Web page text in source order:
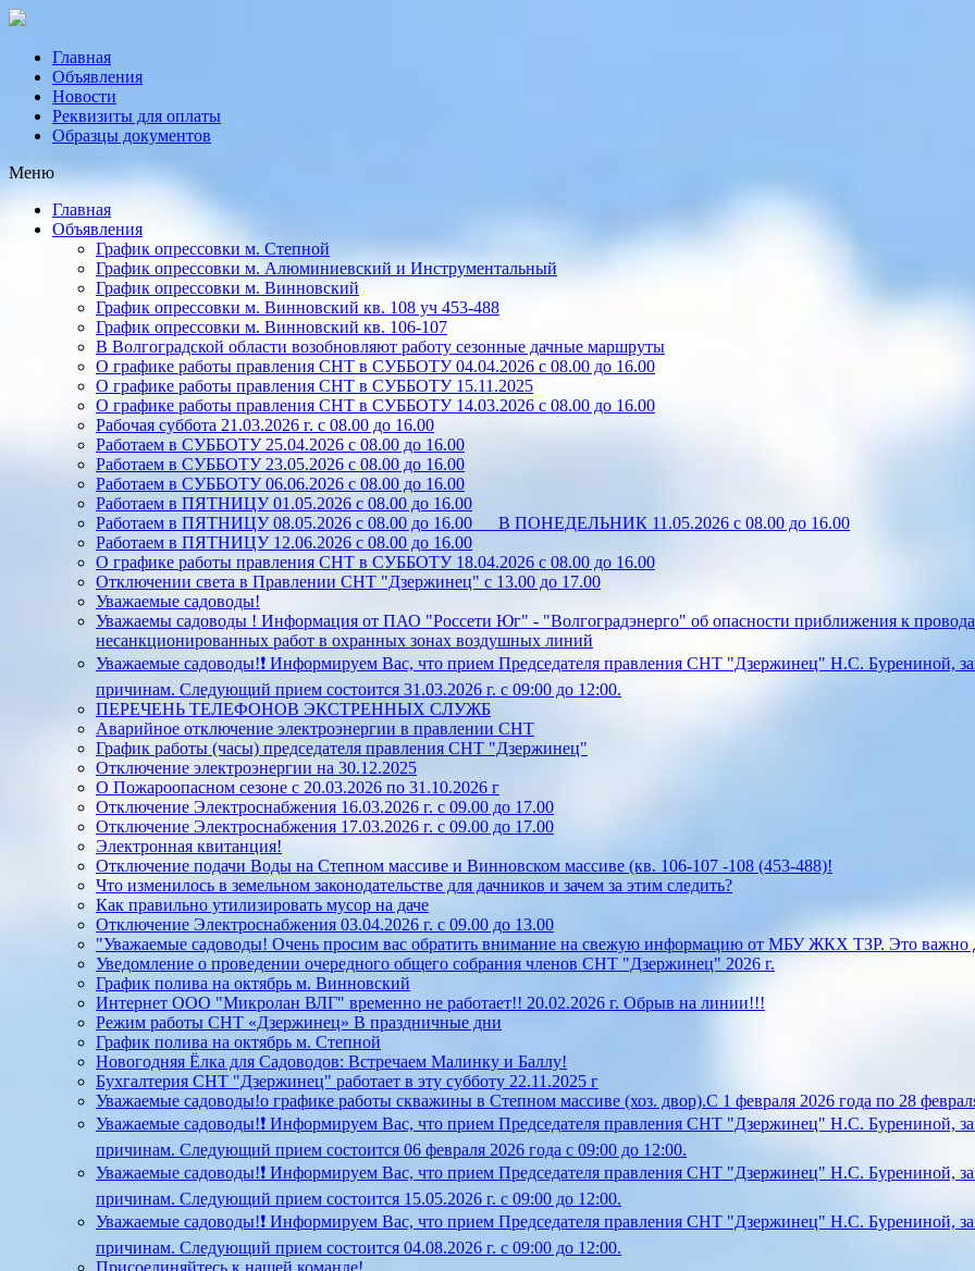
Главная
Объявления
Новости
Реквизиты для оплаты
Образцы документов
Меню
Главная
Объявления
График опрессовки м. Степной
График опрессовки м. Алюминиевский и Инструментальный
График опрессовки м. Винновский
График опрессовки м. Винновский кв. 108 уч 453-488
График опрессовки м. Винновский кв. 106-107
В Волгоградской области возобновляют работу сезонные дачные маршруты
О графике работы правления СНТ в СУББОТУ 04.04.2026 с 08.00 до 16.00
О графике работы правления СНТ в СУББОТУ 15.11.2025
О графике работы правления СНТ в СУББОТУ 14.03.2026 с 08.00 до 16.00
Рабочая суббота 21.03.2026 г. с 08.00 до 16.00
Работаем в СУББОТУ 25.04.2026 с 08.00 до 16.00
Работаем в СУББОТУ 23.05.2026 с 08.00 до 16.00
Работаем в СУББОТУ 06.06.2026 с 08.00 до 16.00
Работаем в ПЯТНИЦУ 01.05.2026 с 08.00 до 16.00
Работаем в ПЯТНИЦУ 08.05.2026 с 08.00 до 16.00 В ПОНЕДЕЛЬНИК 11.05.2026 с 08.00 до 16.00
Работаем в ПЯТНИЦУ 12.06.2026 с 08.00 до 16.00
О графике работы правления СНТ в СУББОТУ 18.04.2026 с 08.00 до 16.00
Отключении света в Правлении СНТ "Дзержинец" с 13.00 до 17.00
Уважаемые садоводы!
Уважаемы садоводы ! Информация от ПАО "Россети Юг" - "Волгоградэнерго" об опасности приближения к
несанкционированных работ в охранных зонах воздушных линий
Уважаемые садоводы!❗ Информируем Вас, что прием Председателя правления СНТ "Дзержинец" Н.С. Бурениной,
причинам. Следующий прием состоится 31.03.2026 г. с 09:00 до 12:00.
ПЕРЕЧЕНЬ ТЕЛЕФОНОВ ЭКСТРЕННЫХ СЛУЖБ
Аварийное отключение электроэнергии в правлении СНТ
График работы (часы) председателя правления СНТ "Дзержинец"
Отключение электроэнергии на 30.12.2025
О Пожароопасном сезоне с 20.03.2026 по 31.10.2026 г
Отключение Электроснабжения 16.03.2026 г. с 09.00 до 17.00
Отключение Электроснабжения 17.03.2026 г. с 09.00 до 17.00
Электронная квитанция!
Отключение подачи Воды на Степном массиве и Винновском массиве (кв. 106-107 -108 (453-488)!
Что изменилось в земельном законодательстве для дачников и зачем за этим следить?
Как правильно утилизировать мусор на даче
Отключение Электроснабжения 03.04.2026 г. с 09.00 до 13.00
"Уважаемые садоводы! Очень просим вас обратить внимание на свежую информацию от МБУ ЖКХ ТЗР. Это важно
Уведомление о проведении очередного общего собрания членов СНТ "Дзержинец" 2026 г.
График полива на октябрь м. Винновский
Интернет ООО "Микролан ВЛГ" временно не работает!! 20.02.2026 г. Обрыв на линии!!!
Режим работы СНТ «Дзержинец» В праздничные дни
График полива на октябрь м. Степной
Новогодняя Ёлка для Садоводов: Встречаем Малинку и Баллу!
Бухгалтерия СНТ "Дзержинец" работает в эту субботу 22.11.2025 г
Уважаемые садоводы!о графике работы скважины в Степном массиве (хоз. двор).С 1 февраля 2026 года по 28
Уважаемые садоводы!❗ Информируем Вас, что прием Председателя правления СНТ "Дзержинец" Н.С. Бурениной,
причинам. Следующий прием состоится 06 февраля 2026 года с 09:00 до 12:00.
Уважаемые садоводы!❗ Информируем Вас, что прием Председателя правления СНТ "Дзержинец" Н.С. Бурениной,
причинам. Следующий прием состоится 15.05.2026 г. с 09:00 до 12:00.
Уважаемые садоводы!❗ Информируем Вас, что прием Председателя правления СНТ "Дзержинец" Н.С. Бурениной,
причинам. Следующий прием состоится 04.08.2026 г. с 09:00 до 12:00.
Присоединяйтесь к нашей команде!